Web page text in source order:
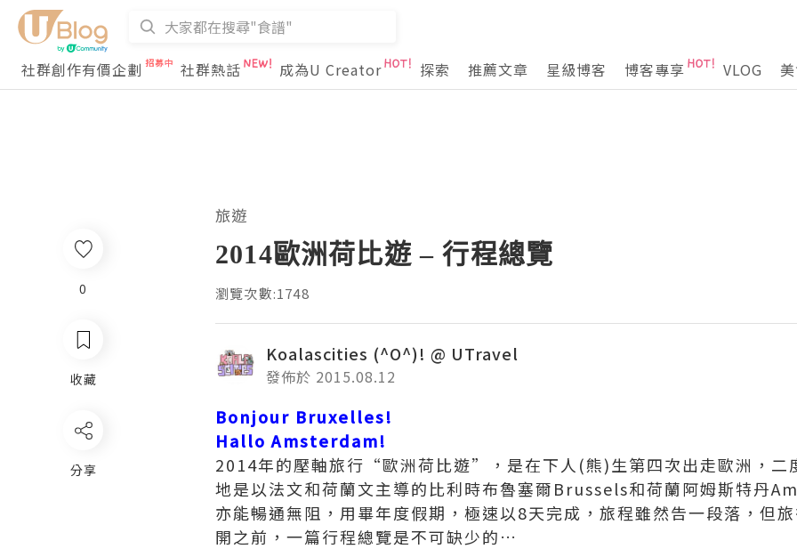
社群創作有價企劃
社群熱話 成為U Creator 探索 推薦文章 星級博客 博客專享 VLOG
0
收藏
分享
旅遊
2014歐洲荷比遊 – 行程總覽
瀏覽次數:1748
Koalascities (^O^)! @ UTravel
發佈於 2015.08.12
Bonjour Bruxelles!
Hallo Amsterdam!
2014年的壓軸旅行“歐洲荷比遊”，是在下人(熊)生第四次出走歐洲，二
地是以法文和荷蘭文主導的比利時布魯塞爾Brussels和荷蘭阿姆斯特丹
亦能暢通無阻，用畢年度假期，極速以8天完成，旅程雖然告一段落，但
開之前，一篇行程總覽是不可缺少的…